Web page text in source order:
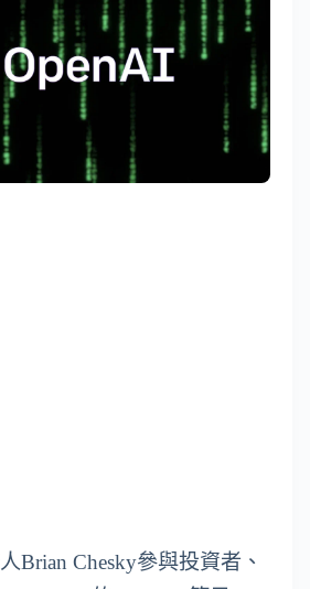
Brian Chesky參與投資者、